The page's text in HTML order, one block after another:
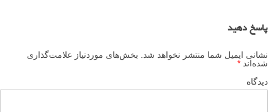
پاسخ دهید
نشانی ایمیل شما منتشر نخواهد شد. بخش‌های موردنیاز علامت‌گذاری
شده‌اند *
دیدگاه